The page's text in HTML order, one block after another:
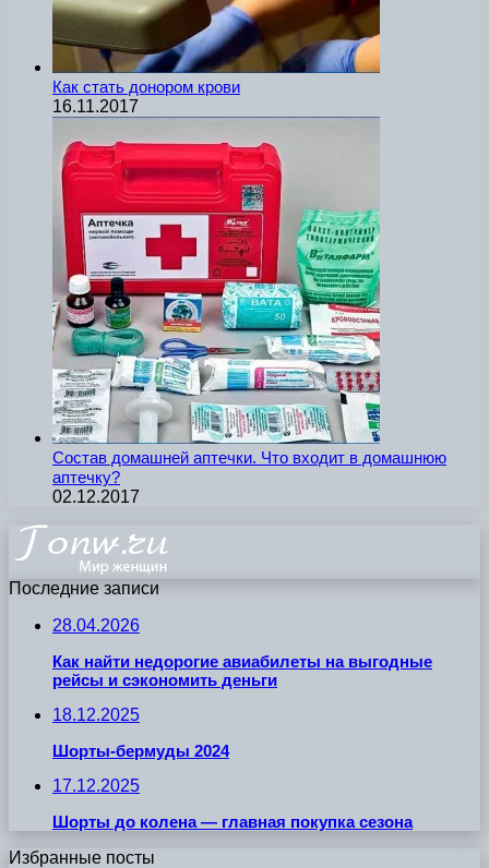
Как стать донором крови
16.11.2017
Состав домашней аптечки. Что входит в домашнюю
аптечку?
02.12.2017
Последние записи
28.04.2026
Как найти недорогие авиабилеты на выгодные
рейсы и сэкономить деньги
18.12.2025
Шорты-бермуды 2024
17.12.2025
Шорты до колена — главная покупка сезона
Избранные посты